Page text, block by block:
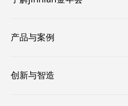
产品与案例
创新与智造